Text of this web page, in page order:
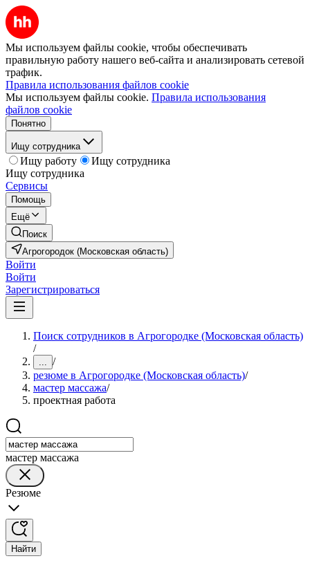
Мы используем файлы cookie, чтобы обеспечивать
правильную работу нашего веб-сайта и анализировать сетевой
трафик.
Правила использования файлов cookie
Мы используем файлы cookie. Правила использования
файлов cookie
Понятно
Ищу сотрудника
Ищу работу
Ищу сотрудника
Ищу сотрудника
Сервисы
Помощь
Ещё
Поиск
Агрогородок (Московская область)
Войти
Войти
Зарегистрироваться
Поиск сотрудников в Агрогородке (Московская область)
/
... /
резюме в Агрогородке (Московская область)/
мастер массажа/
проектная работа
мастер массажа
Резюме
Найти